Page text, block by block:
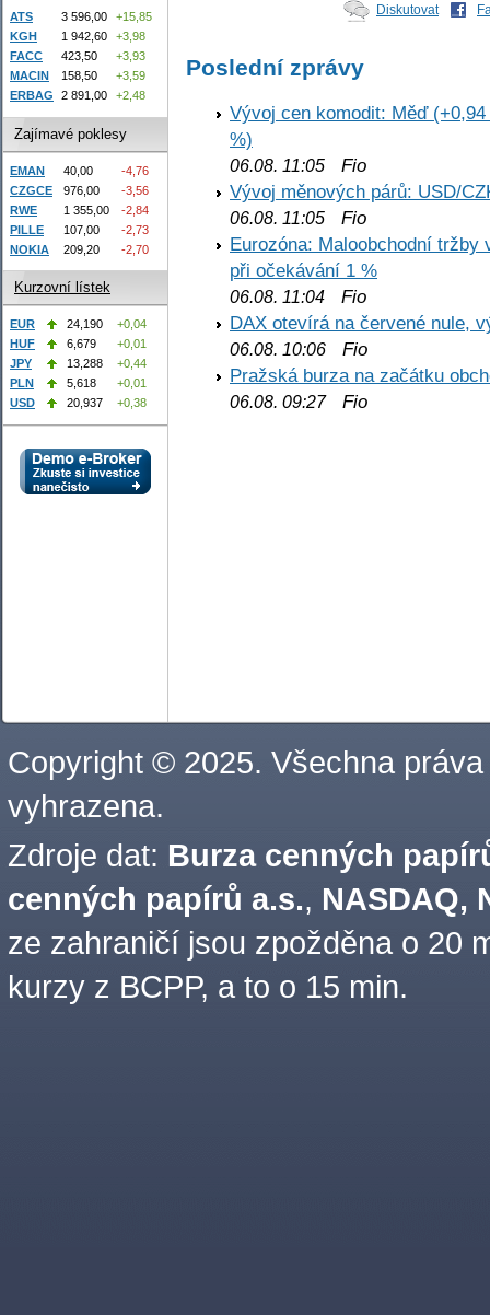
Diskutovat
Poslední zprávy
Vývoj cen komodit: Měď
%)
06.08. 11:05 Fio
Vývoj měnových párů: USD/
06.08. 11:05 Fio
Eurozóna: Maloobchodní
při očekávání 1 %
06.08. 11:04 Fio
DAX otevírá na červené nule,
06.08. 10:06 Fio
Pražská burza na začátku
06.08. 09:27Fio
ATS 3 596,00
+15,85
KGH
1 942,60
+3,98
FACC
423,50
+3,93
MACIN
158,50
+3,59
ERBAG
2 891,00 +2,48
Zajímavé poklesy
EMAN 40,00
-4,76
CZGCE
976,00
-3,56
RWE
1 355,00
-2,84
PILLE
107,00
-2,73
NOKIA
209,20 -2,70
Kurzovní lístek
EUR 24,190
+0,04
HUF
6,679
+0,01
JPY
13,288
+0,44
PLN
5,618
+0,01
USD
20,937 +0,38
Copyright © 2025. Všechna práva
vyhrazena.
Zdroje dat: Burza cenných
cenných papírů a.s., NASDAQ,
ze zahraničí jsou zpožděna o 20
kurzy z BCPP, a to o 15 min.